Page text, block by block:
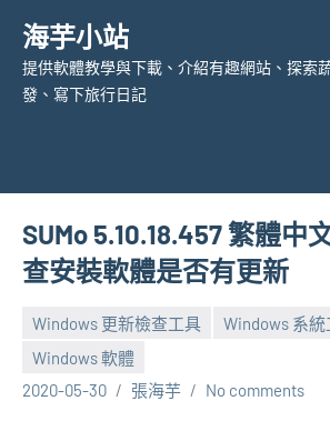
content
海芋小站
提供軟體教學與下載、介紹有趣網站、探索
發、寫下旅行日記
SUMo 5.10.18.457 繁體中
查安裝軟體是否有更新
Windows 更新檢查工具
Windows 系
Windows 軟體
2020-05-30
張海芋 No comments